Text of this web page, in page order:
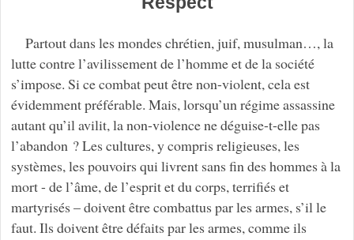
Partout dans les mondes chrétien, juif, musulman…, la
lutte contre l’avilissement de l’homme et de la société
s’impose. Si ce combat peut être non-violent, cela est
évidemment préférable. Mais, lorsqu’un régime assassine
autant qu’il avilit, la non-violence ne déguise-t-elle pas
l’abandon ? Les cultures, y compris religieuses, les
systèmes, les pouvoirs qui livrent sans fin des hommes à la
mort - de l’âme, de l’esprit et du corps, terrifiés et
martyrisés – doivent être combattus par les armes, s’il le
faut. Ils doivent être défaits par les armes, comme ils